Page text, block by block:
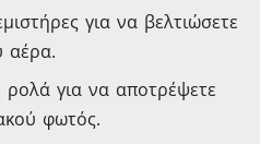
για να βελτιώσετε
αέρα.
ρολά για να αποτρέψετε
φωτός.